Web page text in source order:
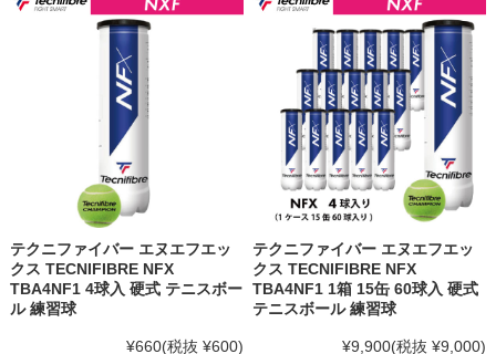
テクニファイバー エヌエフエッ
クス TECNIFIBRE NFX
TBA4NF1 4球入 硬式 テニスボー
ル 練習球
¥660(税抜 ¥600)
テクニファイバー エヌエフエッ
クス TECNIFIBRE NFX
TBA4NF1 1箱 15缶 60球入 硬式
テニスボール 練習球
¥9,900(税抜 ¥9,000)